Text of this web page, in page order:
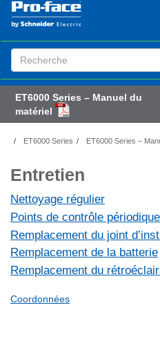
Search
Term
ET6000 Series – Manuel du
matériel
ET6000 Series ET6000 Series –
Entretien
Nettoyage régulier
Points de contrôle périodique
Remplacement du joint
Remplacement de la batterie
Remplacement du
Coordonnées